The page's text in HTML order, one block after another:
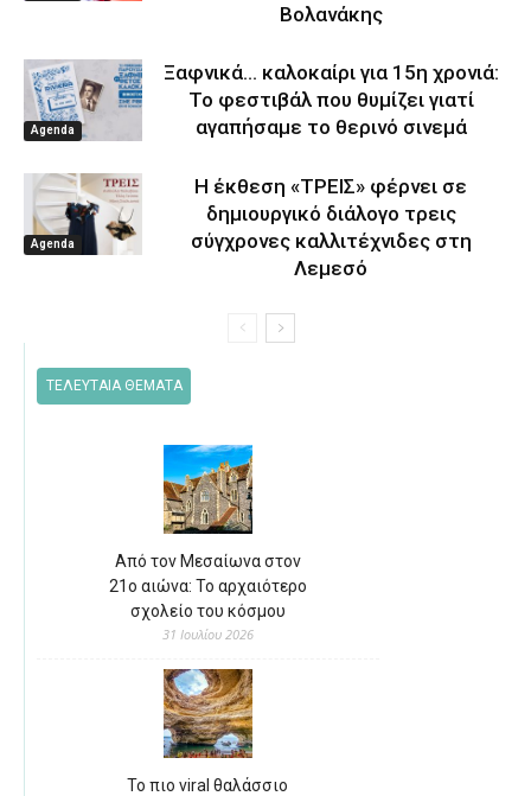
Βολανάκης
Agenda
Ξαφνικά… καλοκαίρι για 15η χρονιά:
Το φεστιβάλ που θυμίζει γιατί
αγαπήσαμε το θερινό σινεμά
Agenda
Η έκθεση «ΤΡΕΙΣ» φέρνει σε
δημιουργικό διάλογο τρεις
σύγχρονες καλλιτέχνιδες στη
Λεμεσό
ΤΕΛΕΥΤΑΙΑ ΘΕΜΑΤΑ
Από τον Μεσαίωνα στον
21ο αιώνα: Το αρχαιότερο
σχολείο του κόσμου
31 Ιουλίου 2026
Το πιο viral θαλάσσιο